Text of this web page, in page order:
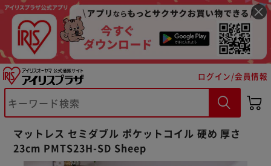
ログイン/会員情報
マットレス セミダブル ポケットコイル 硬め 厚さ
23cm PMTS23H-SD Sheep